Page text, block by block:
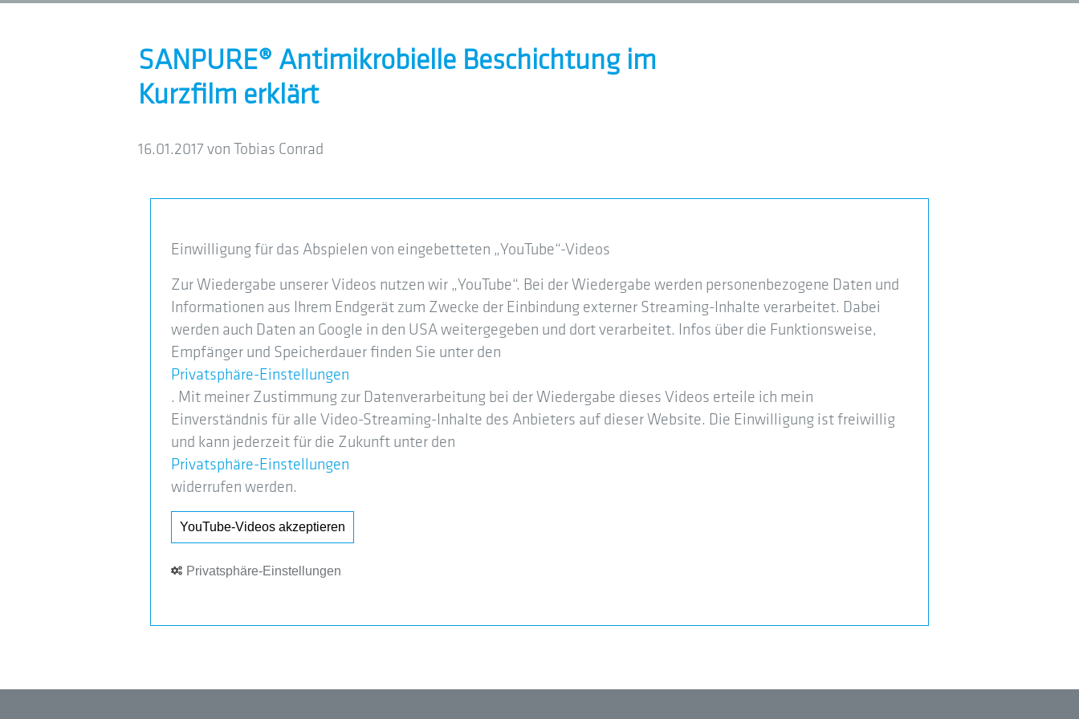
SANPURE® Antimikrobielle Beschichtung im
Kurzfilm erklärt
16.01.2017 von Tobias Conrad
Einwilligung für das Abspielen von eingebetteten „YouTube“-Videos
Zur Wiedergabe unserer Videos nutzen wir „YouTube“. Bei der Wiedergabe werden personenbezogene Daten und
Informationen aus Ihrem Endgerät zum Zwecke der Einbindung externer Streaming-Inhalte verarbeitet. Dabei
werden auch Daten an Google in den USA weitergegeben und dort verarbeitet. Infos über die Funktionsweise,
Empfänger und Speicherdauer finden Sie unter den
Privatsphäre-Einstellungen
. Mit meiner Zustimmung zur Datenverarbeitung bei der Wiedergabe dieses Videos erteile ich mein
Einverständnis für alle Video-Streaming-Inhalte des Anbieters auf dieser Website. Die Einwilligung ist freiwillig
und kann jederzeit für die Zukunft unter den
Privatsphäre-Einstellungen
widerrufen werden.
YouTube-Videos akzeptieren
Privatsphäre-Einstellungen